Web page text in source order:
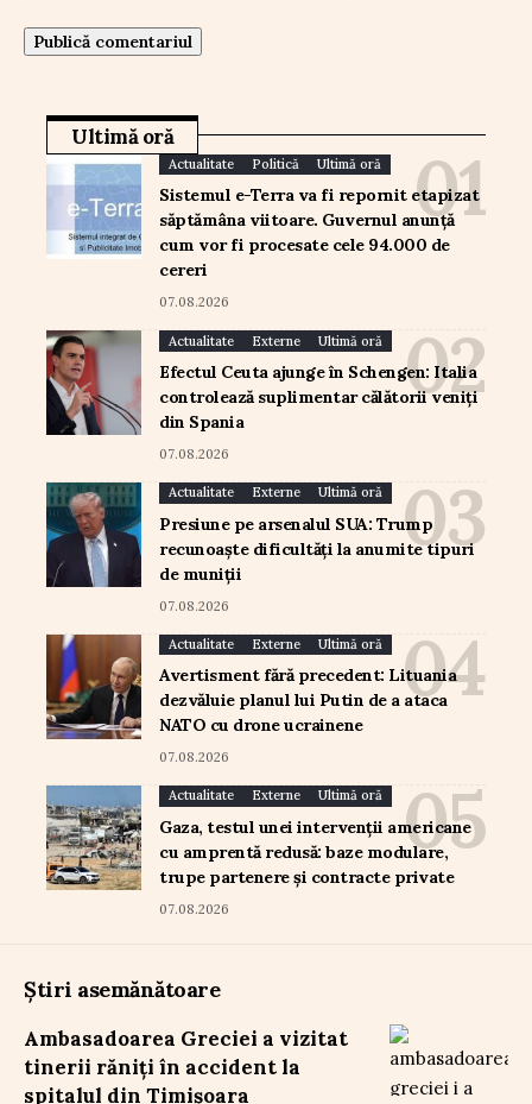
Ultimă oră
Actualitate Politică Ultimă oră
Sistemul e-Terra va fi repornit etapizat
săptămâna viitoare. Guvernul anunță
cum vor fi procesate cele 94.000 de
cereri
07.08.2026
Actualitate Externe Ultimă oră
Efectul Ceuta ajunge în Schengen: Italia
controlează suplimentar călătorii veniți
din Spania
07.08.2026
Actualitate Externe Ultimă oră
Presiune pe arsenalul SUA: Trump
recunoaște dificultăți la anumite tipuri
de muniții
07.08.2026
Actualitate Externe Ultimă oră
Avertisment fără precedent: Lituania
dezvăluie planul lui Putin de a ataca
NATO cu drone ucrainene
07.08.2026
Actualitate Externe Ultimă oră
Gaza, testul unei intervenții americane
cu amprentă redusă: baze modulare,
trupe partenere și contracte private
07.08.2026
Știri asemănătoare
Ambasadoarea Greciei a vizitat
tinerii răniți în accident la
spitalul din Timișoara